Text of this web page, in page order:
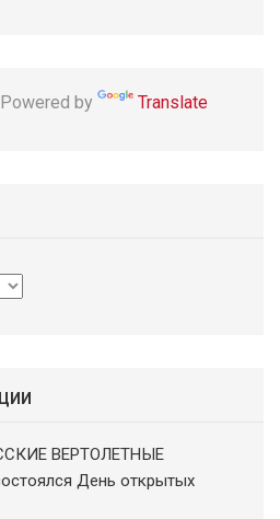
Powered by Translate
ВЕРТОЛЕТНЫЕ
День открытых